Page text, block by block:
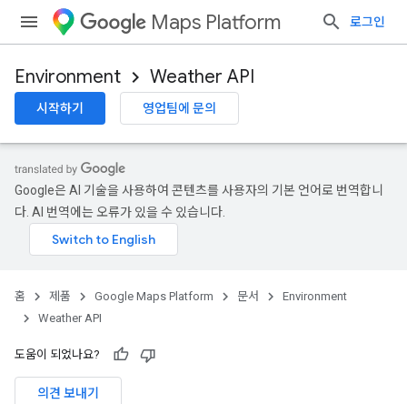
Maps Platform 로그인
Environment Weather API
시작하기 영업팀에 문의
Google은 AI 기술을 사용하여 콘텐츠를 사용자의 기본 언어로 번역합니
다. AI 번역에는 오류가 있을 수 있습니다.
홈 제품 Google Maps Platform 문서
Environment
Weather API
도움이 되었나요?
의견 보내기